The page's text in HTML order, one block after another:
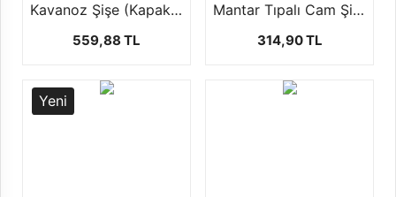
Kavanoz Şişe (Kapaklı)
559,88 TL
Mantar Tıpalı Cam Şişe (50'li Paketlerde)
314,90 TL
Yeni